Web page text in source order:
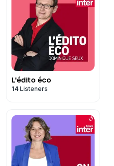
L'édito éco
14 Listeners